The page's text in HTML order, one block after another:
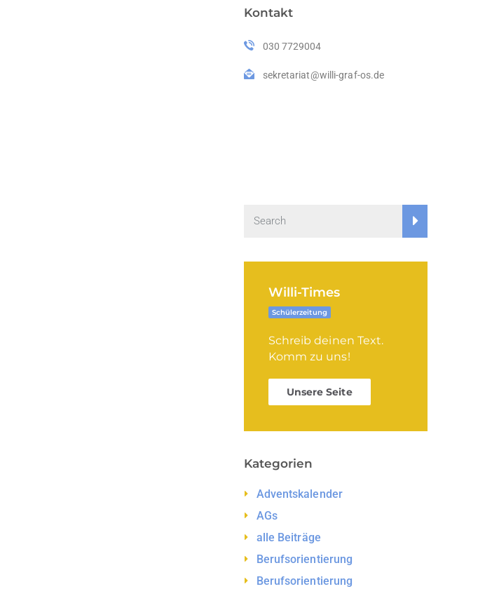
Kontakt
030 7729004
sekretariat@willi-graf-os.de
Willi-Times
Schülerzeitung
Schreib deinen Text.
Komm zu uns!
Unsere Seite
Kategorien
Adventskalender
AGs
alle Beiträge
Berufsorientierung
Berufsorientierung